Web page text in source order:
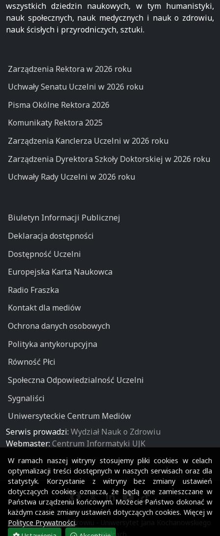
wszystkich dziedzin naukowych, w tym humanistyki,
nauk społecznych, nauk medycznych i nauk o zdrowiu,
nauk ścisłych i przyrodniczych, sztuki.
Zarządzenia Rektora w 2026 roku
Uchwały Senatu Uczelni w 2026 roku
Pisma Okólne Rektora 2026
Komunikaty Rektora 2025
Zarządzenia Kanclerza Uczelni w 2026 roku
Zarządzenia Dyrektora Szkoły Doktorskiej w 2026 roku
Uchwały Rady Uczelni w 2026 roku
Biuletyn Informacji Publicznej
Deklaracja dostępności
Dostępność Uczelni
Europejska Karta Naukowca
Radio Fraszka
Kontakt dla mediów
Ochrona danych osobowych
Polityka antykorupcyjna
Równość Płci
Społeczna Odpowiedzialność Uczelni
Sygnaliści
Uniwersyteckie Centrum Mediów
Serwis prowadzi: Wydział Nauk o Zdrowiu
Webmaster: Centrum Informatyki UJK
© Wydział Nauk o Zdrowiu - Uniwersytet Jana Kochanowskiego
W ramach naszej witryny stosujemy pliki cookies w celach
optymalizacji treści dostępnych w naszych serwisach oraz dla
statystyk. Korzystanie z witryny bez zmiany ustawień
dotyczących cookies oznacza, że będą one zamieszczane w
Państwa urządzeniu końcowym. Możecie Państwo dokonać w
każdym czasie zmiany ustawień dotyczących cookies. Więcej w
Polityce Prywatności.